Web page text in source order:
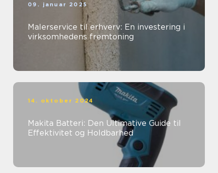
09. januar 2025
Malerservice til erhverv: En investering i
virksomhedens fremtoning
14. oktober 2024
Makita Batteri: Den Ultimative Guide til
Effektivitet og Holdbarhed